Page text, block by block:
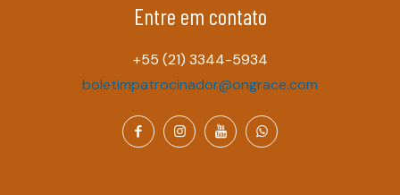
Entre em contato
+55 (21) 3344-5934
boletimpatrocinador@ongrace.com